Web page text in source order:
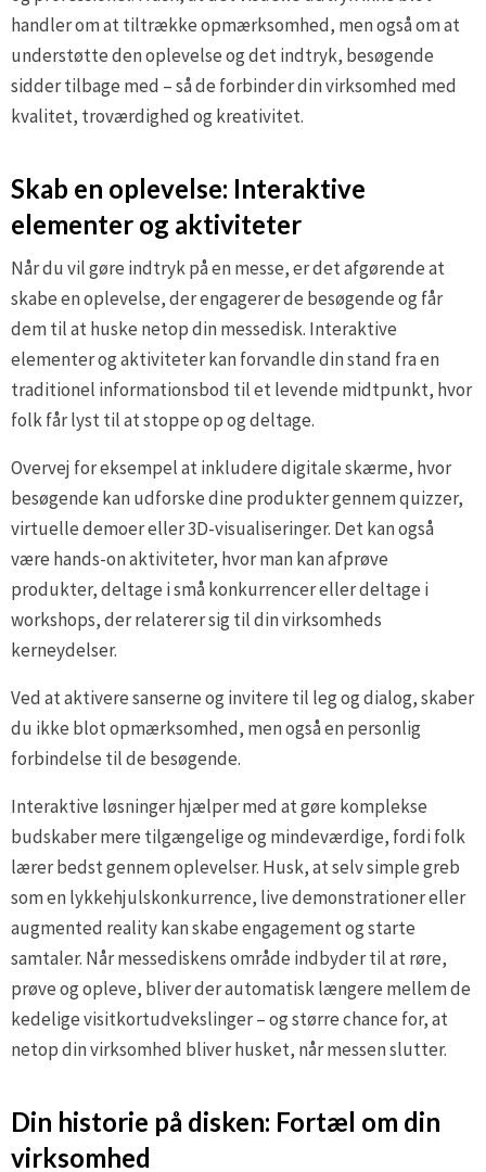
handler om at tiltrække opmærksomhed, men også om at
understøtte den oplevelse og det indtryk, besøgende
sidder tilbage med – så de forbinder din virksomhed med
kvalitet, troværdighed og kreativitet.
Skab en oplevelse: Interaktive
elementer og aktiviteter
Når du vil gøre indtryk på en messe, er det afgørende at
skabe en oplevelse, der engagerer de besøgende og får
dem til at huske netop din messedisk. Interaktive
elementer og aktiviteter kan forvandle din stand fra en
traditionel informationsbod til et levende midtpunkt, hvor
folk får lyst til at stoppe op og deltage.
Overvej for eksempel at inkludere digitale skærme, hvor
besøgende kan udforske dine produkter gennem quizzer,
virtuelle demoer eller 3D-visualiseringer. Det kan også
være hands-on aktiviteter, hvor man kan afprøve
produkter, deltage i små konkurrencer eller deltage i
workshops, der relaterer sig til din virksomheds
kerneydelser.
Ved at aktivere sanserne og invitere til leg og dialog, skaber
du ikke blot opmærksomhed, men også en personlig
forbindelse til de besøgende.
Interaktive løsninger hjælper med at gøre komplekse
budskaber mere tilgængelige og mindeværdige, fordi folk
lærer bedst gennem oplevelser. Husk, at selv simple greb
som en lykkehjulskonkurrence, live demonstrationer eller
augmented reality kan skabe engagement og starte
samtaler. Når messediskens område indbyder til at røre,
prøve og opleve, bliver der automatisk længere mellem de
kedelige visitkortudvekslinger – og større chance for, at
netop din virksomhed bliver husket, når messen slutter.
Din historie på disken: Fortæl om din
virksomhed